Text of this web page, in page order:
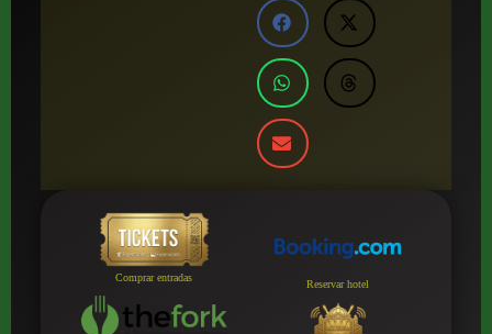
Comprar entradas
Reservar hotel